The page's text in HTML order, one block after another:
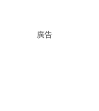
廣告